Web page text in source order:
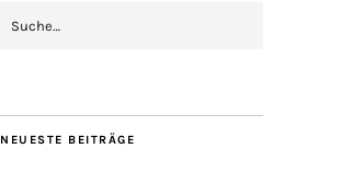
NEUESTE BEITRÄGE